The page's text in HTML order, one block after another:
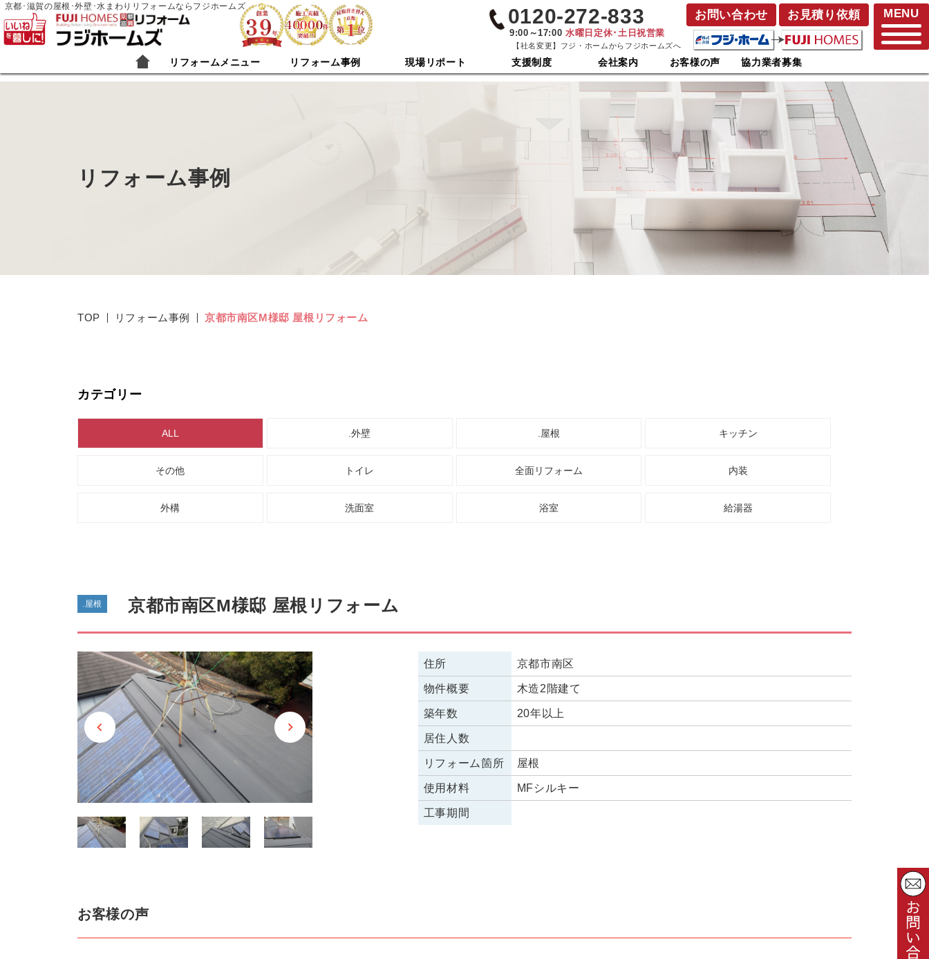
京都･滋賀の屋根･外壁･水まわりリフォームならフジホームズ 0120-272-833
9:00～17:00水曜日定休･土日祝営業
お問い合わせ お見積り依頼
リフォームメニュー リフォーム事例 現場リポート 支援制度 会社案内 お客様の声 協力業者募集
MENU
【社名変更】フジ・ホームからフジホームズへ
リフォーム事例
TOP リフォーム事例 京都市南区M様邸 屋根リフォーム
カテゴリー
ALL .外壁 .屋根 キッチン
その他 トイレ 全面リフォーム 内装
外構 洗面室 浴室 給湯器
.屋根 京都市南区M様邸 屋根リフォーム
住所 京都市南区
物件概要 木造2階建て
築年数 20年以上
居住人数
リフォーム箇所 屋根
使用材料 MFシルキー
工事期間
お客様の声